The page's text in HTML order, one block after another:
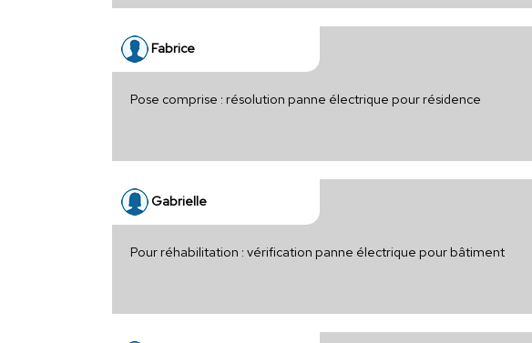
Fabrice
Pose comprise : résolution panne électrique pour résidence
Gabrielle
Pour réhabilitation : vérification panne électrique pour bâtiment